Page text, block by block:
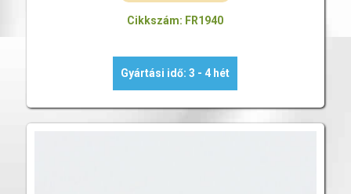
Cikkszám: FR1940
Gyártási idő: 3 - 4 hét